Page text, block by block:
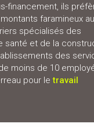
financement, ils
faramineux au
spécialisés des
santé et de la
des
moins de 10
pour letravail